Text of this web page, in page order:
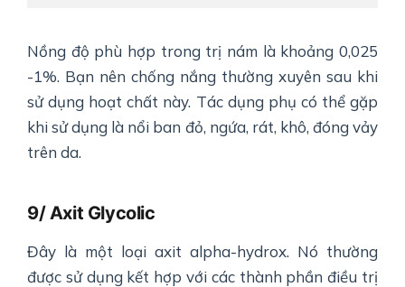
Nồng độ phù hợp trong trị nám là khoảng 0,025
-1%. Bạn nên chống nắng thường xuyên sau khi
sử dụng hoạt chất này. Tác dụng phụ có thể gặp
khi sử dụng là nổi ban đỏ, ngứa, rát, khô, đóng vảy
trên da.
9/ Axit Glycolic
Đây là một loại axit alpha-hydrox. Nó thường
được sử dụng kết hợp với các thành phần điều trị